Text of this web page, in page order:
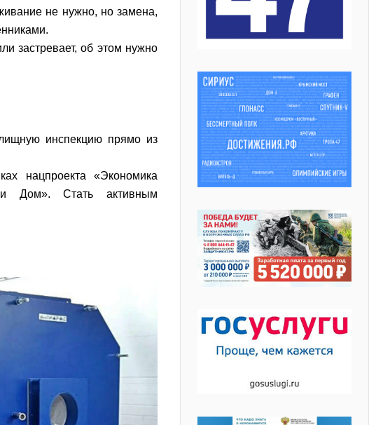
не нужно, но замена,
застревает, об этом нужно
инспекцию прямо из
нацпроекта «Экономика
Дом». Стать активным